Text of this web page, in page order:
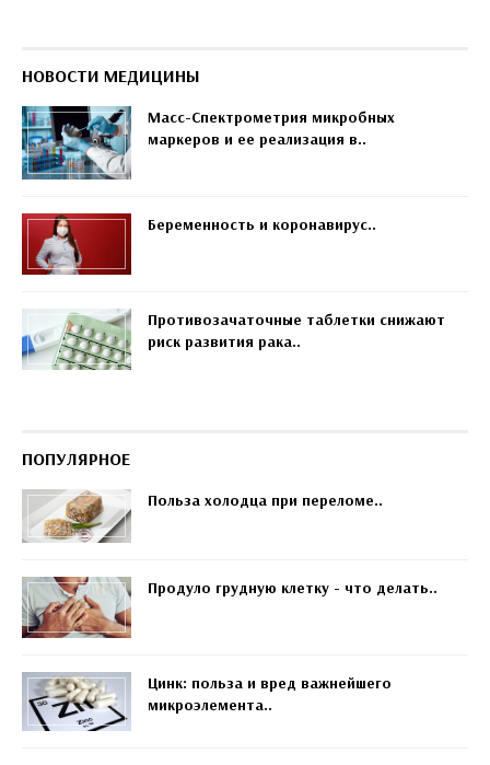
НОВОСТИ МЕДИЦИНЫ
Масс-Спектрометрия микробных
маркеров и ее реализация в..
Беременность и коронавирус..
Противозачаточные таблетки снижают
риск развития рака..
ПОПУЛЯРНОЕ
Польза холодца при переломе..
Продуло грудную клетку - что делать..
Цинк: польза и вред важнейшего
микроэлемента..